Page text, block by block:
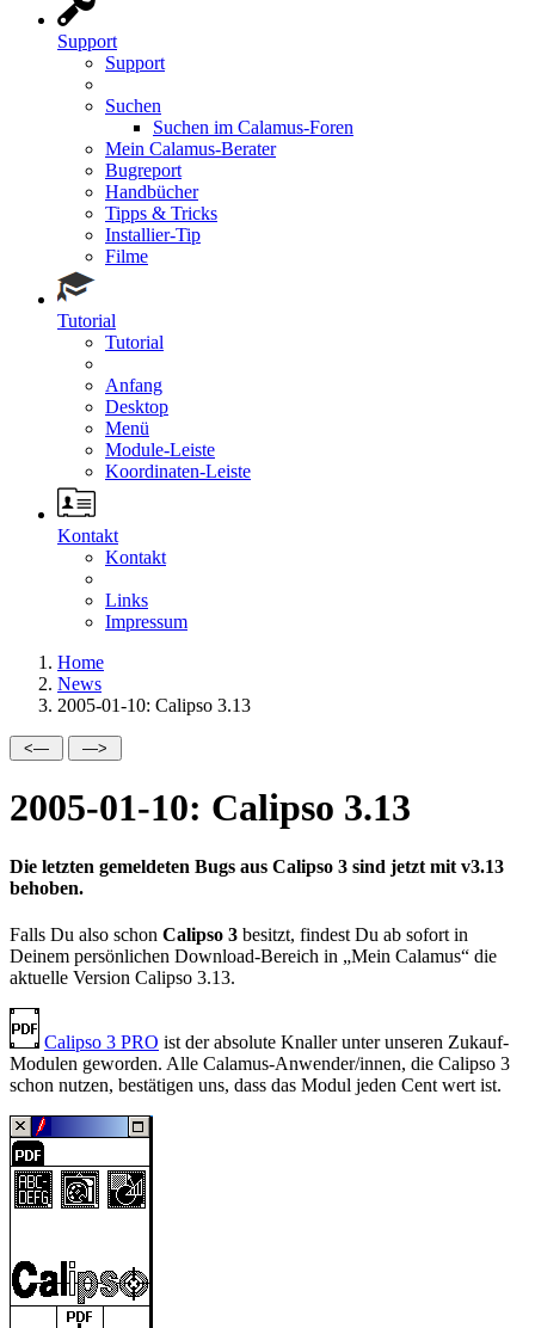
Support
Support
Suchen
Suchen im Calamus-Foren
Mein Calamus-Berater
Bugreport
Handbücher
Tipps & Tricks
Installier-Tip
Filme
Tutorial
Tutorial
Anfang
Desktop
Menü
Module-Leiste
Koordinaten-Leiste
Kontakt
Kontakt
Links
Impressum
Home
News
2005-01-10: Calipso 3.13
2005-01-10: Calipso 3.13
Die letzten gemeldeten Bugs aus Calipso 3 sind jetzt mit v3.13
behoben.
Falls Du also schon Calipso 3 besitzt, findest Du ab sofort in
Deinem persönlichen Download-Bereich in
Mein Calamus
die
aktuelle Version Calipso 3.13.
Calipso 3 PRO ist der absolute Knaller unter unseren Zukauf-
Modulen geworden. Alle Calamus-Anwender/innen, die Calipso 3
schon nutzen, bestätigen uns, dass das Modul jeden Cent wert ist.